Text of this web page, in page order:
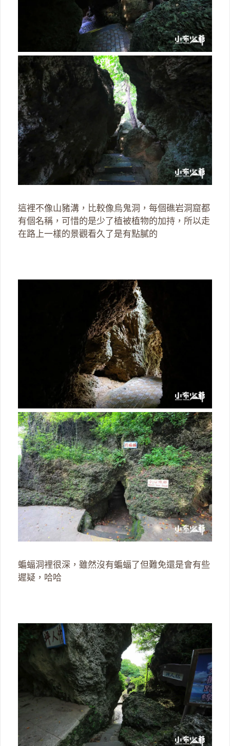
這裡不像山豬溝，比較像烏鬼洞，每個礁岩洞窟都
有個名稱，可惜的是少了植被植物的加持，所以走
在路上一樣的景觀看久了是有點膩的
蝙蝠洞裡很深，雖然沒有蝙蝠了但難免還是會有些
遲疑，哈哈